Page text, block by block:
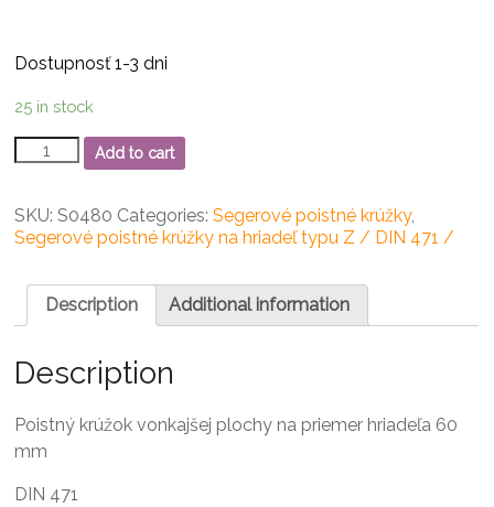
Dostupnosť 1-3 dni
25 in stock
Z60
poistný
krúžok
quantity
Add to cart
SKU:S0480 Categories:Segerové poistné krúžky,
Segerové poistné krúžky na hriadeľ typu Z / DIN 471 /
Description Additional information
Description
Poistný krúžok vonkajšej plochy na priemer hriadeľa 60
mm
DIN 471